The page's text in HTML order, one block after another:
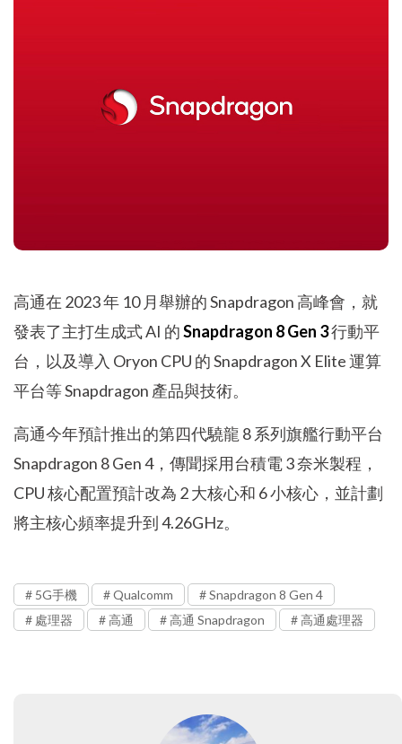
高通在 2023 年 10 月舉辦的 Snapdragon 高峰會，就
發表了主打生成式 AI 的Snapdragon 8 Gen 3行動平
台，以及導入 Oryon CPU 的 Snapdragon X Elite 運算
平台等 Snapdragon 產品與技術。
高通今年預計推出的第四代驍龍 8 系列旗艦行動平台
Snapdragon 8 Gen 4，傳聞採用台積電 3 奈米製程，
CPU 核心配置預計改為 2 大核心和 6 小核心，並計劃
將主核心頻率提升到 4.26GHz。
5G手機 Qualcomm
Snapdragon 8 Gen 4
處理器
高通 高通 Snapdragon 高通處理器